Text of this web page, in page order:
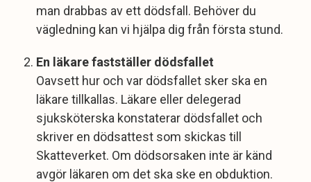
man drabbas av ett dödsfall. Behöver du
vägledning kan vi hjälpa dig från första stund.
En läkare fastställer dödsfallet
Oavsett hur och var dödsfallet sker ska en
läkare tillkallas. Läkare eller delegerad
sjuksköterska konstaterar dödsfallet och
skriver en dödsattest som skickas till
Skatteverket. Om dödsorsaken inte är känd
avgör läkaren om det ska ske en obduktion.